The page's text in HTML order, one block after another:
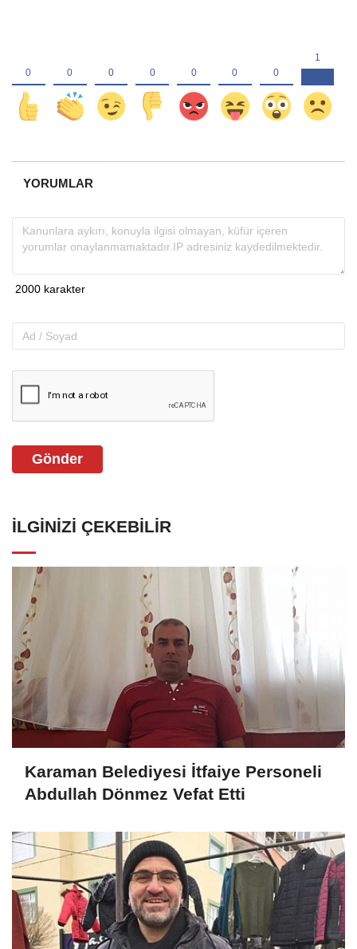
YORUMLAR
Gönder
İLGINIZI ÇEKEBILIR
Karaman Belediyesi İtfaiye Personeli
Abdullah Dönmez Vefat Etti